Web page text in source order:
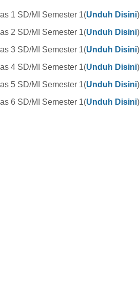
1 SD/MI Semester 1(Unduh Disini)
2 SD/MI Semester 1(Unduh Disini)
3 SD/MI Semester 1(Unduh Disini)
4 SD/MI Semester 1(Unduh Disini)
5 SD/MI Semester 1(Unduh Disini)
6 SD/MI Semester 1(Unduh Disini)